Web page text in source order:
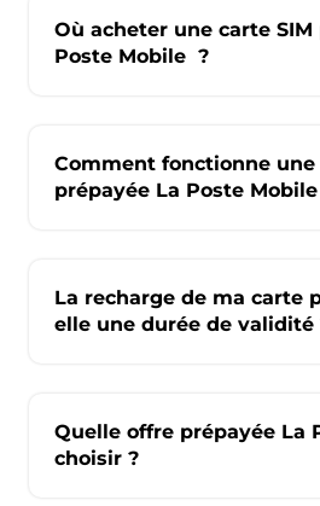
Où acheter une carte SIM
Poste Mobile ?
Comment fonctionne une
prépayée La Poste
La recharge de ma carte
elle une durée de validité
Quelle offre prépayée La
choisir ?